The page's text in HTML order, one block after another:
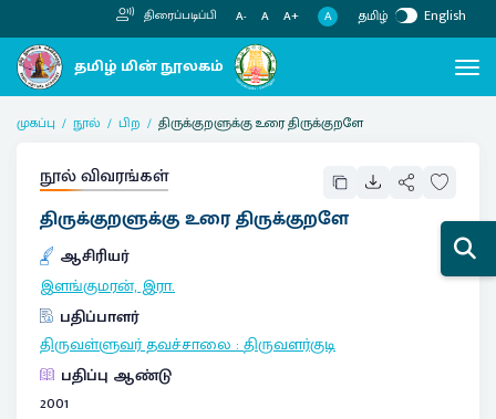
திரைப்படிப்பி A- A A+ A தமிழ் English
முகப்பு நூல் பிற திருக்குறளுக்கு உரை திருக்குறளே
நூல் விவரங்கள்
திருக்குறளுக்கு உரை திருக்குறளே
ஆசிரியர்
இளங்குமரன், இரா.
பதிப்பாளர்
திருவள்ளுவர் தவச்சாலை:திருவளர்குடி
பதிப்பு ஆண்டு
2001